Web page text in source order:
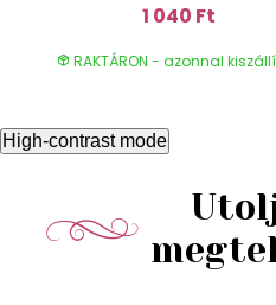
1 040 Ft
RAKTÁRON - azonnal
High-contrast mode